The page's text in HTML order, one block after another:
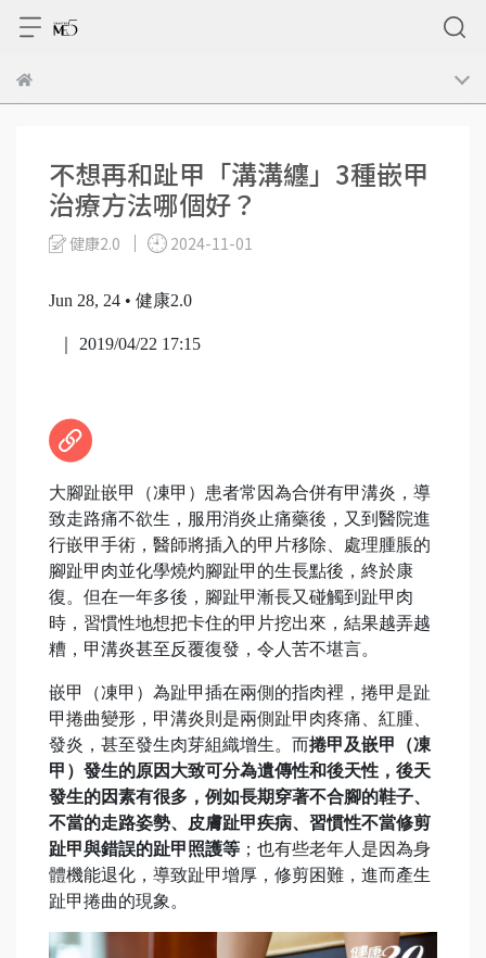
不想再和趾甲「溝溝纏」3種嵌甲
治療方法哪個好？
健康2.0 2024-11-01
Jun 28, 24 • 健康2.0
｜ 2019/04/22 17:15
大腳趾嵌甲（凍甲）患者常因為合併有甲溝炎，導
致走路痛不欲生，服用消炎止痛藥後，又到醫院進
行嵌甲手術，醫師將插入的甲片移除、處理腫脹的
腳趾甲肉並化學燒灼腳趾甲的生長點後，終於康
復。但在一年多後，腳趾甲漸長又碰觸到趾甲肉
時，習慣性地想把卡住的甲片挖出來，結果越弄越
糟，甲溝炎甚至反覆復發，令人苦不堪言。
嵌甲（凍甲）為趾甲插在兩側的指肉裡，捲甲是趾
甲捲曲變形，甲溝炎則是兩側趾甲肉疼痛、紅腫、
發炎，甚至發生肉芽組織增生。而捲甲及嵌甲（凍
甲）發生的原因大致可分為遺傳性和後天性，後天
發生的因素有很多，例如長期穿著不合腳的鞋子、
不當的走路姿勢、皮膚趾甲疾病、習慣性不當修剪
趾甲與錯誤的趾甲照護等 ；也有些老年人是因為身
體機能退化，導致趾甲增厚，修剪困難，進而產生
趾甲捲曲的現象。